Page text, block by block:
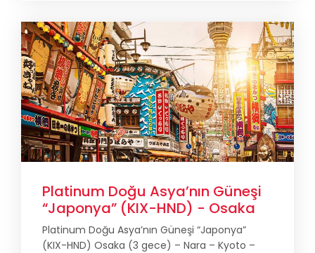
Platinum Doğu Asya’nın Güneşi
“Japonya” (KIX-HND) - Osaka
Platinum Doğu Asya’nın Güneşi “Japonya”
(KIX-HND) Osaka (3 gece) – Nara – Kyoto –